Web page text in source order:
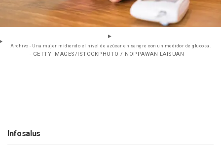
Archivo - Una mujer midiendo el nivel de azúcar en sangre con un medidor de glucosa.
- GETTY IMAGES/ISTOCKPHOTO / NOPPAWAN LAISUAN
Infosalus